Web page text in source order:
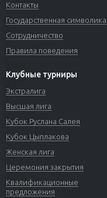
Контакты
Государственная символика
Сотрудничество
Правила поведения
Клубные турниры
Экстралига
Высшая лига
Кубок Руслана Салея
Кубок Цыплакова
Женская лига
Церемония закрытия
Квалификационные
предложения